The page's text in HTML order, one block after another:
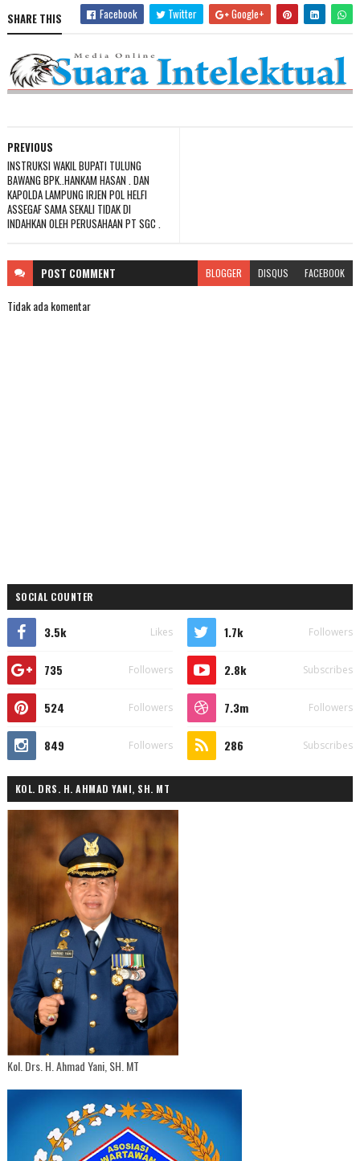
SHARE THIS Facebook Twitter Google+
PREVIOUS
INSTRUKSI WAKIL BUPATI TULUNG
BAWANG BPK..HANKAM HASAN . DAN
KAPOLDA LAMPUNG IRJEN POL HELFI
ASSEGAF SAMA SEKALI TIDAK DI
INDAHKAN OLEH PERUSAHAAN PT SGC .
POST COMMENT BLOGGER DISQUS FACEBOOK
Tidak ada komentar
SOCIAL COUNTER
3.5k Likes 1.7k Followers
735 Followers 2.8k Subscribes
524 Followers 7.3m Followers
849 Followers 286 Subscribes
KOL. DRS. H. AHMAD YANI, SH. MT
Kol. Drs. H. Ahmad Yani, SH. MT